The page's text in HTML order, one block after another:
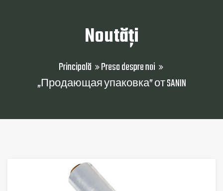
Noutăţi
Principală
Presa despre noi
„Продающая упаковка” от SANIN